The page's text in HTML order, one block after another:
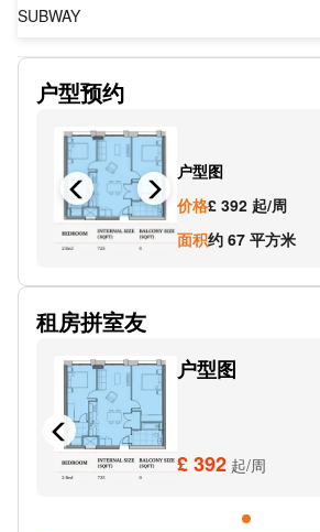
SUBWAY
伯明翰新街
SUBWAY
SUBWAY
Leon (Leon, Birmingham New Street Station)
SUBWAY
SUBWAY
SUBWAY
SUBWAY
SUBWAY
Digbeth Bus Station
户型预约
户型图
价格£ 392 起/周
面积约 67 平方米
租房拼室友
户型图
£ 392 起/周